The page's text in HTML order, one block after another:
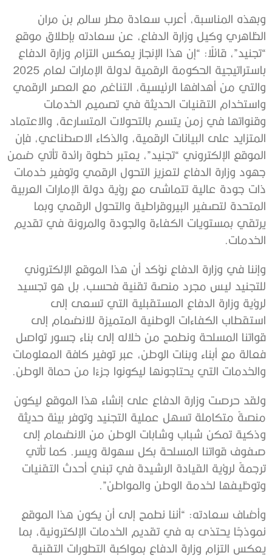
وبهذه المناسبة، أعرب سعادة مطر سالم بن مران
الظاهري وكيل وزارة الدفاع، عن سعادته بإطلاق موقع
“تجنيد”، قائلًا: “إن هذا الإنجاز يعكس التزام وزارة الدفاع
باستراتيجية الحكومة الرقمية لدولة الإمارات لعام 2025
والتي من أهدافها الرئيسية، التناغم مع العصر الرقمي
واستخدام التقنيات الحديثة في تصميم الخدمات
وقنواتها في زمن يتسم بالتحولات المتسارعة، والاعتماد
المتزايد على البيانات الرقمية، والذكاء الاصطناعي، فإن
الموقع الإلكتروني “تجنيد”، يعتبر خطوة رائدة تأتي ضمن
جهود وزارة الدفاع لتعزيز التحول الرقمي وتوفير خدمات
ذات جودة عالية تتماشى مع رؤية دولة الإمارات العربية
المتحدة لتصفير البيروقراطية والتحول الرقمي وبما
يرتقي بمستويات الكفاءة والجودة والمرونة في تقديم
الخدمات.
وإننا في وزارة الدفاع نؤكد أن هذا الموقع الإلكتروني
للتجنيد ليس مجرد منصة تقنية فحسب، بل هو تجسيد
لرؤية وزارة الدفاع المستقبلية التي تسعى إلى
استقطاب الكفاءات الوطنية المتميزة للانضمام إلى
قواتنا المسلحة ونطمح من خلاله إلى بناء جسور تواصل
فعالة مع أبناء وبنات الوطن، عبر توفير كافة المعلومات
والخدمات التي يحتاجونها ليكونوا جزءًا من حماة الوطن.
ولقد حرصت وزارة الدفاع على إنشاء هذا الموقع ليكون
منصةً متكاملة تسهل عملية التجنيد وتوفر بيئة حديثة
وذكية تمكن شباب وشابات الوطن من الانضمام إلى
صفوف قواتنا المسلحة بكل سهولة ويسر. كما تأتي
ترجمةً لرؤية القيادة الرشيدة في تبني أحدث التقنيات
وتوظيفها لخدمة الوطن والمواطن”.
وأضاف سعادته: “أننا نطمح إلى أن يكون هذا الموقع
نموذجًا يحتذى به في تقديم الخدمات الإلكترونية، بما
يعكس التزام وزارة الدفاع بمواكبة التطورات التقنية